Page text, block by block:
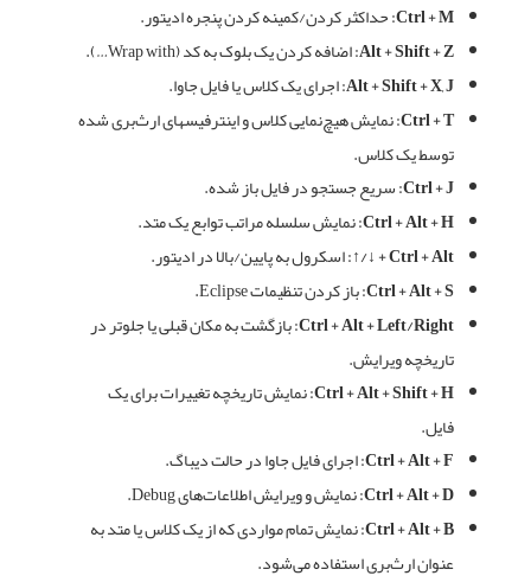
Ctrl + M: حداکثر کردن/کمینه کردن پنجره ادیتور.
Alt + Shift + Z: اضافه کردن یک بلوک به کد (Wrap with…).
Alt + Shift + X, J: اجرای یک کلاس یا فایل جاوا.
Ctrl + T: نمایش هیچ‌نمایی کلاس و اینترفیسهای ارث‌بری شده
توسط یک کلاس.
Ctrl + J: سریع جستجو در فایل باز شده.
Ctrl + Alt + H: نمایش سلسله مراتب توابع یک متد.
Ctrl + Alt + ↓/↑: اسکرول به پایین/بالا در ادیتور.
Ctrl + Alt + S: باز کردن تنظیمات Eclipse.
Ctrl + Alt + Left/Right: بازگشت به مکان قبلی یا جلوتر در
تاریخچه ویرایش.
Ctrl + Alt + Shift + H: نمایش تاریخچه تغییرات برای یک
فایل.
Ctrl + Alt + F: اجرای فایل جاوا در حالت دیباگ.
Ctrl + Alt + D: نمایش و ویرایش اطلاعات‌های Debug.
Ctrl + Alt + B: نمایش تمام مواردی که از یک کلاس یا متد به
عنوان ارث‌بری استفاده می‌شود.